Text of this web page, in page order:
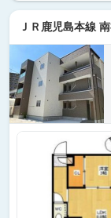
ＪＲ鹿児島本線